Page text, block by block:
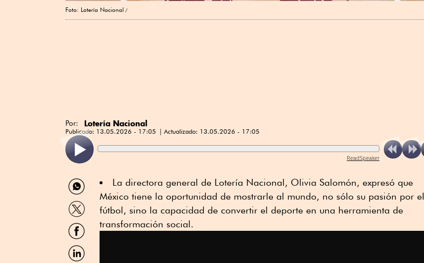
Foto: Lotería Nacional
Por: Lotería Nacional
Publicado: 13.05.2026 - 17:05 Actualizado: 13.05.2026 - 17:05
ReadSpeaker
Compartir
por
WhatsApp
Compartir
por
Twitter
Compartir
por
Facebook
Compartir
por
La directora general de Lotería Nacional, Olivia Salomón, expresó que
México tiene la oportunidad de mostrarle al mundo, no sólo su pasión por el
fútbol, sino la capacidad de convertir el deporte en una herramienta de
transformación social.